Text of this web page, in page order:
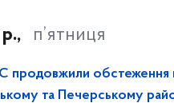
п’ятниця
продовжили
та Печерському